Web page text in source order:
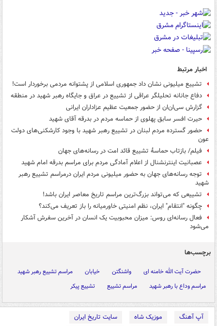
اخبار مرتبط
تشییع میلیونی نشان داد جمهوری اسلامی از پشتوانه مردمی برخوردار است!
دفاع جانانه تحلیلگر عراقی از تشییع در عراق و جایگاه رهبر شهید در منطقه
گزارش سی‌ان‌ان از حضور جمعیت عظیم عزاداران ایرانی
حیرت افسر سابق پهلوی از حماسه مردم در بدرقه آقای شهید
حضور گسترده مردم لبنان در تشییع رهبر شهید با وجود کارشکنی‌های دولت
عون
فیلم/ بازتاب حماسهٔ تشییع قائد امت در رسانه‌های جهان
عصبانیت اینترنشنال از اعلام آمادگی مردم برای مراسم بدرقه امام شهید
توجه رسانه‌های جهان به حضور میلیونی مردم ایران درمراسم تشییع رهبر
شهید
تشییعی که می‌تواند بزرگ‌ترین مراسم تاریخ معاصر ایران باشد!
چگونه "انتقام" ایران، نظم امنیتی خاورمیانه را باز تعریف می‌کند؟
فعال رسانه‌ای روس: میزان محبوبیت یک انسان در آخرین سفرش آشکار
می‌شود
برچسب‌ها
حضرت آیت الله خامنه ای واشنگتن خیابان
مراسم تشییع رهبر شهید
مراسم وداع با رهبر شهید
مراسم تشییع تشییع پیکر
آپ آهنگ موزیک شاه
سایت تاریخ ایران